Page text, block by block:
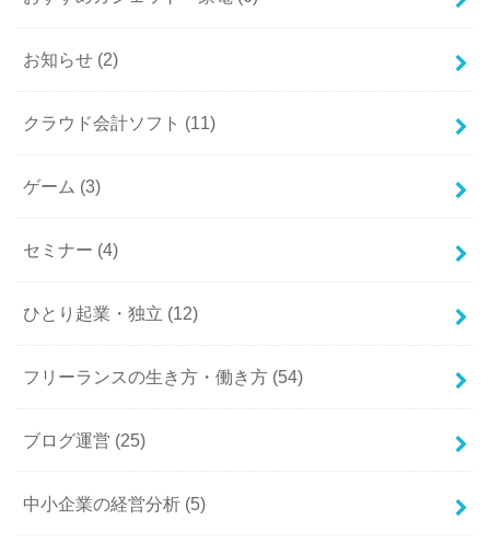
お知らせ (2)
クラウド会計ソフト (11)
ゲーム (3)
セミナー (4)
ひとり起業・独立 (12)
フリーランスの生き方・働き方 (54)
ブログ運営 (25)
中小企業の経営分析 (5)